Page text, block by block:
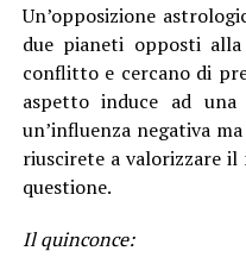
Un’opposizione
due pianeti opposti
conflitto e cercano di
aspetto induce ad
un’influenza negativa
riuscirete a valorizzare
questione.
Il quinconce: